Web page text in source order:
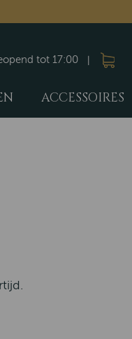
tot 17:00
ACCESSOIRES